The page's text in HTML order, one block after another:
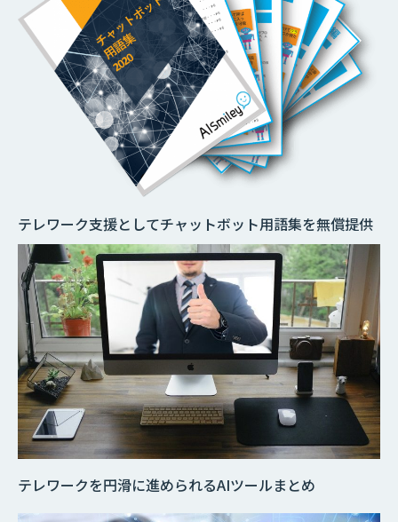
テレワークを円滑に進められるAIツールまとめ
テレワーク支援としてチャットボット用語集を無償提供